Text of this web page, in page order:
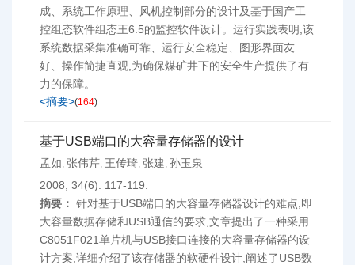
成、系统工作原理、风机控制部分的设计及基于国产工
控组态软件组态王6.5的监控软件设计。运行实践表明,该
系统数据采集准确可靠、运行安全稳定、图形界面友
好、操作简捷直观,为确保煤矿井下的安全生产提供了有
力的保障。
<摘要>(164)
基于USB端口的大容量存储器的设计
孟如, 张伟芹, 王传琦, 张建, 孙玉泉
2008, 34(6): 117-119.
摘要： 针对基于USB端口的大容量存储器设计的难点,即
大容量数据存储和USB通信的要求,文章提出了一种采用
C8051F021单片机与USB接口连接的大容量存储器的设
计方案,详细介绍了该存储器的软硬件设计,阐述了USB数